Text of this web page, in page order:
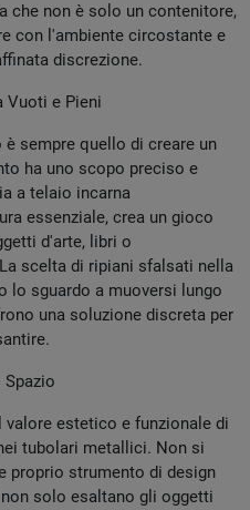
che non è solo un contenitore,
con l'ambiente circostante e
discrezione.
Vuoti e Pieni
sempre quello di creare un
ha uno scopo preciso e
a telaio incarna
essenziale, crea un gioco
d'arte, libri o
scelta di ripiani sfalsati nella
lo sguardo a muoversi lungo
una soluzione discreta per
estetico e funzionale di
tubolari metallici. Non si
proprio strumento di design
solo esaltano gli oggetti